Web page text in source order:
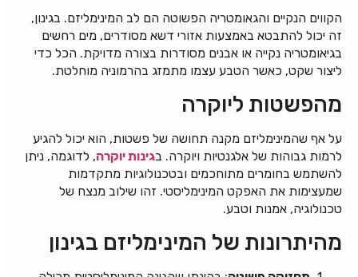
הקווים הנקיים והגאומטריה הפשוטה הם לב המינימליזם. בגינון,
זה יכול להתבטא באמצעות אזורי דשא מסודרים, מים רחשים
בגיאומטריה נקייה או אבנים מסודרות בצורה מדויקת. הכל כדי
ליצור שקט, כאשר הטבע עצמו מתמזג בהרמוניה מוחלטת.
מהפשטות ליוקרה
על אף שהמינימליזם מקנה תחושה של פשטות, הוא יכול להגיע
לרמות גבוהות של אלגנטיות ויוקרה. בגינות יוקרה, לדוגמה, ניתן
להשתמש בחומרים מתוחכמים ובטכנולוגיות מתקדמות
שמעצימות את האפקט המינימליסטי. זהו שילוב מנצח של
טכנולוגיה, אמנות וטבע.
מהיתרונות של המינימליזם בגינון